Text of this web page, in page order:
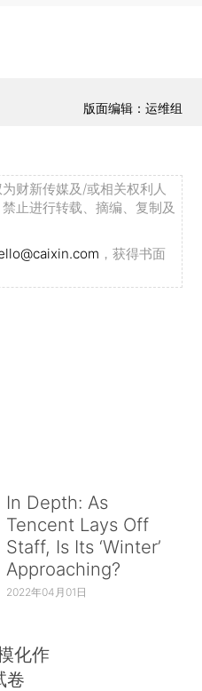
版面编辑：运维组
财新传媒及/或相关权利人
止进行转载、摘编、复制及
，获得书面
In Depth: As
Tencent Lays Off
Staff, Is Its ‘Winter’
Approaching?
2022年04月01日
化作
卷